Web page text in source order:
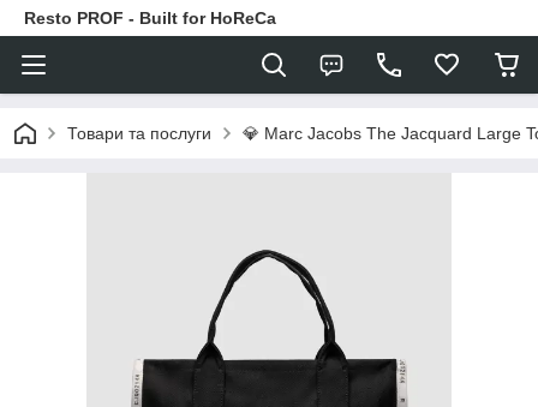
Resto PROF - Built for HoReCa
Товари та послуги 💎 Marc Jacobs The Jacquard Large